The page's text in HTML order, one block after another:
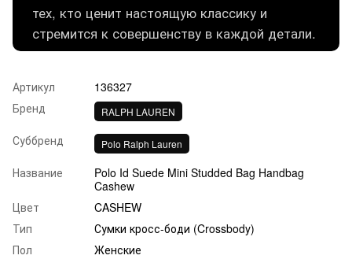
тех, кто ценит настоящую классику и
стремится к совершенству в каждой детали.
Артикул
136327
Бренд
RALPH LAUREN
Суббренд Polo Ralph Lauren
Название
Polo Id Suede Mini Studded Bag Handbag
Cashew
Цвет
CASHEW
Тип
Сумки кросс-боди (Crossbody)
Пол
Женские